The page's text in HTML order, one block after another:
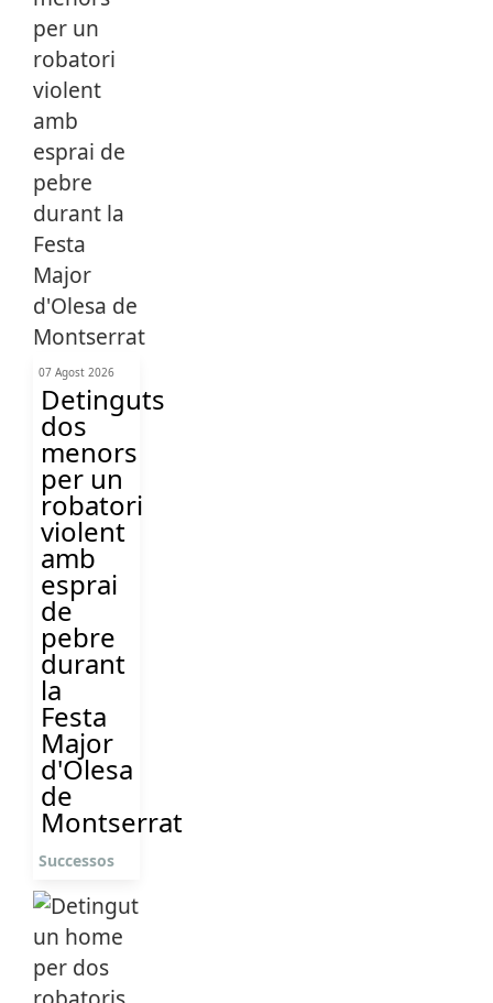
07 Agost 2026
Detinguts
dos
menors
per un
robatori
violent
amb
esprai
de
pebre
durant
la
Festa
Major
d'Olesa
de
Montserrat
Successos